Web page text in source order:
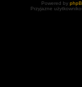
Powered by
Przyjazne